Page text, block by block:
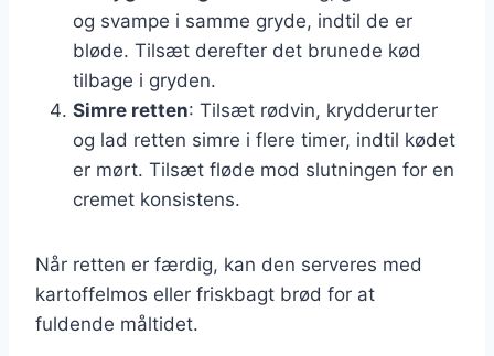
og svampe i samme gryde, indtil de er
bløde. Tilsæt derefter det brunede kød
tilbage i gryden.
Simre retten: Tilsæt rødvin, krydderurter
og lad retten simre i flere timer, indtil kødet
er mørt. Tilsæt fløde mod slutningen for en
cremet konsistens.
Når retten er færdig, kan den serveres med
kartoffelmos eller friskbagt brød for at
fuldende måltidet.